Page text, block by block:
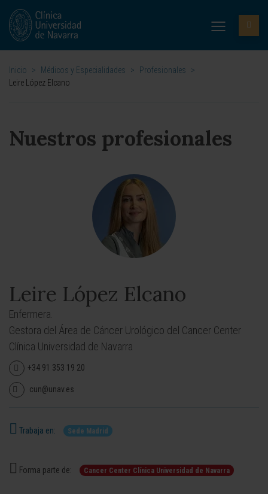
Inicio > Médicos y Especialidades > Profesionales
>
Leire López Elcano
Nuestros profesionales
Leire López Elcano
Enfermera.
Gestora del Área de Cáncer Urológico del Cancer Center
Clínica Universidad de Navarra
+34 91 353 19 20
cun@unav.es
Trabaja en: Sede Madrid
Forma parte de: Cancer Center Clínica Universidad de Navarra